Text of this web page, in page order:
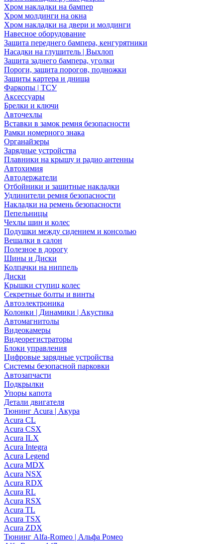
Хром накладки на бампер
Хром молдинги на окна
Хром накладки на двери и молдинги
Навесное оборудование
Защита переднего бампера, кенгурятники
Насадки на глушитель | Выхлоп
Защита заднего бампера, уголки
Пороги, защита порогов, подножки
Защиты картера и днища
Фаркопы | ТСУ
Аксессуары
Брелки и ключи
Авточехлы
Вставки в замок ремня безопасности
Рамки номерного знака
Органайзеры
Зарядные устройства
Плавники на крышу и радио антенны
Автохимия
Автодержатели
Отбойники и защитные накладки
Удлинители ремня безопасности
Накладки на ремень безопасности
Пепельницы
Чехлы шин и колес
Подушки между сидением и консолью
Вешалки в салон
Полезное в дорогу
Шины и Диски
Колпачки на ниппель
Диски
Крышки ступиц колес
Секретные болты и винты
Автоэлектроника
Колонки | Динамики | Акустика
Автомагнитолы
Видеокамеры
Видеорегистраторы
Блоки управления
Цифровые зарядные устройства
Системы безопасной парковки
Автозапчасти
Подкрылки
Упоры капота
Детали двигателя
Тюнинг Acura | Акура
Acura CL
Acura CSX
Acura ILX
Acura Integra
Acura Legend
Acura MDX
Acura NSX
Acura RDX
Acura RL
Acura RSX
Acura TL
Acura TSX
Acura ZDX
Тюнинг Alfa-Romeo | Альфа Ромео